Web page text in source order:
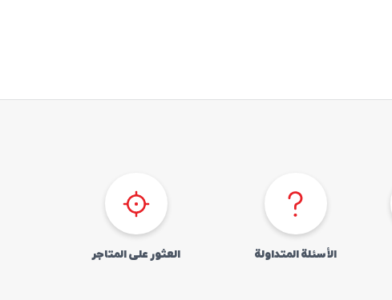
الأسئلة المتداولة العثور علی المتاجر